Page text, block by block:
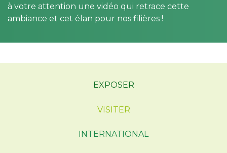
à votre attention une vidéo qui retrace cette
ambiance et cet élan pour nos filières !
EXPOSER
VISITER
INTERNATIONAL